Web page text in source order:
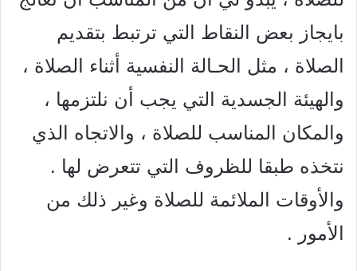
بايجاز بعض النقاط التي ترتبط بتقديم
الصلاة ، مثل الحـالة النفسية أثناء الصلاة ،
والهيئة الجسدية التي يجب أن نلتزمها ،
والمكان المناسب للصلاة ، والاتجاه الذي
نتخذه طبقا للظروف التي تتعرض لها .
والأوقات الملائمة للصلاة وغير ذلك من
الأمور .